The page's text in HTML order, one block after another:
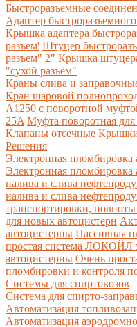
Быстроразъемные
Адаптер
Крышка адаптера
разъем' Штуцер
разъем" 2" Крышка
"сухой разъём"
Краны слива и
Кран шаровой
A1250 с поворотной
25A Муфта поворотная
Клапаны отсечные Крышки
Решения
Электронная пломбировка
Электронная
налива и слива
налива и слива
транспортировки,
для новых автоцистерн
автоцистерны Пассивная
простая система ЛОКОЙЛ
автоцистерны Очень
пломбировки и контроля
Системы для спиртовозов
Система для спирто-
Автоматизация
Автоматизация